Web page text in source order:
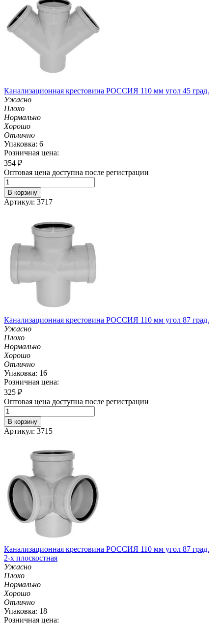
Канализационная крестовина РОССИЯ 110 мм угол 45 град.
Ужасно
Плохо
Нормально
Хорошо
Отлично
Упаковка: 6
Розничная цена:
354 ₽
Оптовая цена доступна после регистрации
В корзину
Артикул: 3717
Канализационная крестовина РОССИЯ 110 мм угол 87 град.
Ужасно
Плохо
Нормально
Хорошо
Отлично
Упаковка: 16
Розничная цена:
325 ₽
Оптовая цена доступна после регистрации
В корзину
Артикул: 3715
Канализационная крестовина РОССИЯ 110 мм угол 87 град.
2-х плоскостная
Ужасно
Плохо
Нормально
Хорошо
Отлично
Упаковка: 18
Розничная цена: